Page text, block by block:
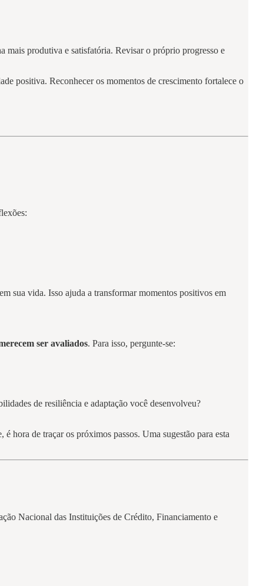
mais produtiva e satisfatória. Revisar o próprio progresso e
positiva. Reconhecer os momentos de crescimento fortalece o
sua vida. Isso ajuda a transformar momentos positivos em
ser avaliados. Para isso, pergunte-se:
de resiliência e adaptação você desenvolveu?
hora de traçar os próximos passos. Uma sugestão para esta
Nacional das Instituições de Crédito, Financiamento e